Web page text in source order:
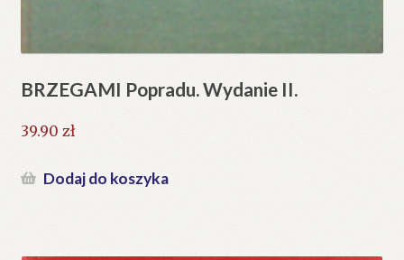
BRZEGAMI Popradu. Wydanie II.
39.90 zł
Dodaj do koszyka